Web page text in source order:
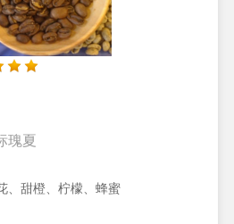
瑰夏
、甜橙、柠檬、蜂蜜